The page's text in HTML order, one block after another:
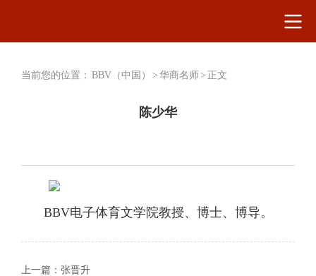
当前您的位置： BBV（中国） > 华商名师 > 正文
陈少华
BBV电子体育文学院教授、博士、博导。
上一篇： 张晋升